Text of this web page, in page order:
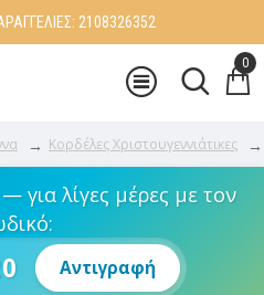
2108326352
0
Κορδέλες Χριστουγεννιάτικες
για λίγες μέρες με τον
Αντιγραφή